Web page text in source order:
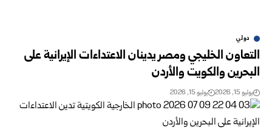
دولي
التعاون الخليجي ومصر يدينان الاعتداءات الإيرانية على
البحرين والكويت والأردن
يوليو 15, 2026 يوليو 15, 2026